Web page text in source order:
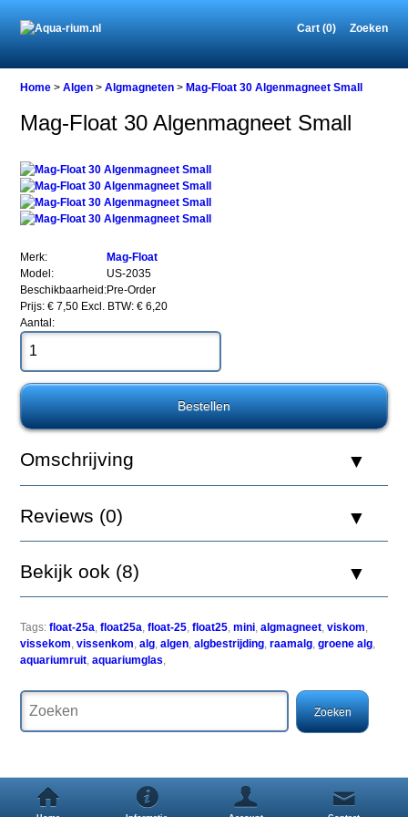
Cart (0) Zoeken
Home
Algmagneten
Mag-
Float
30
Mag-
Float
Algenmagneet
Small
Float
gepatenteerde
aquarium
algen
uit
je
zonder
natte
handig
drijvende
Home >Algen >Algmagneten >Mag-Float 30 Algenmagneet Small
Mag-Float 30 Algenmagneet Small
Merk:
Mag-Float
Model:
US-2035
Beschikbaarheid:Pre-Order
Prijs: € 7,50 Excl. BTW: € 6,20
Aantal:
Omschrijving
Reviews (0)
Bekijk ook (8)
Tags: float-25a,float25a,float-25,float25,mini,algmagneet,viskom,
vissekom,vissenkom,alg,algen,algbestrijding,raamalg,groene alg,
aquariumruit,aquariumglas,